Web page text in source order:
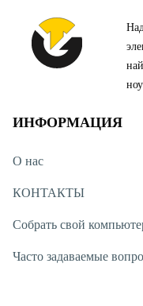
ИНФОРМАЦИЯ
О нас
КОНТАКТЫ
Собрать свой
Часто задаваемые